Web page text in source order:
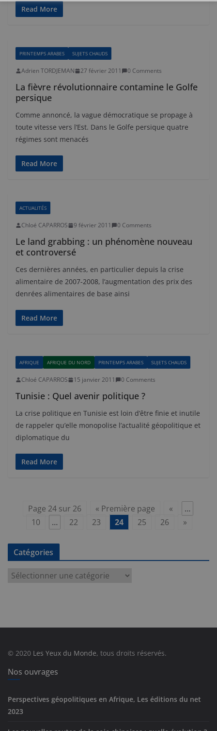
Read More
PRINTEMPS ARABES SUJETS CHAUDS
Adrien TORDJEMAN 27 février 2011 0 Comments
La fièvre révolutionnaire contamine le Golfe
persique
Comme annoncé, la vague démocratique se propage à
toute vitesse vers l’Est. Dans le Golfe persique quatre
régimes sont menacés
Read More
ACTUALITÉS
Chloé CAPARROS 9 février 2011 0 Comments
Le land grabbing : un phénomène nouveau
et controversé
Ces dernières années, en particulier depuis la crise
alimentaire de 2007-2008, l’augmentation des prix des
denrées alimentaires de base ainsi
Read More
AFRIQUE AFRIQUE DU NORD PRINTEMPS ARABES SUJETS CHAUDS
Chloé CAPARROS 15 janvier 2011 0 Comments
Tunisie : Quel avenir politique ?
La crise politique en Tunisie est loin d’être finie et inutile
de rappeler qu’elle monopolise l’actualité géopolitique et
diplomatique du
Read More
Page 24 sur 26 « Première page «
…
10
… 22 23 24 25 26 »
Catégories
e
s
© 2020 Les Yeux du Monde, tous droits réservés.
Nos ouvrages
Perspectives géopolitiques en Afrique, Les éditions du net
2023